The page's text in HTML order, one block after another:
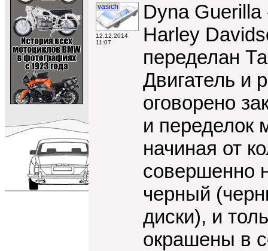
vasich
12.12.2014
11:07
Dyna Guerilla
Harley
переделан
Двигатель и
оговорено
и переделок
начиная от
совершенно
черный
диски), и
окрашены в